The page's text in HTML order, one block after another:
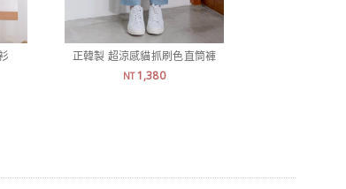
正韓製 超涼感貓抓刷色直筒褲
NT1,380